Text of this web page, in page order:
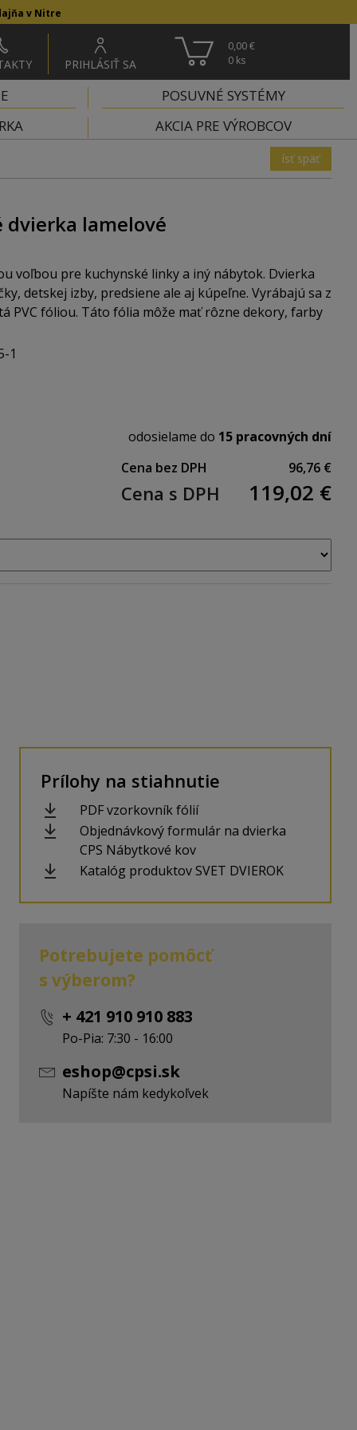
v Nitre
PRIHLÁSIŤ SA
0,00 €
0 ks
POSUVNÉ SYSTÉMY
AKCIA PRE VÝROBCOV
ísť späť
dvierka lamelové
voľbou pre kuchynské linky a iný nábytok. Dvierka
detskej izby, predsiene ale aj kúpeľne. Vyrábajú sa z
PVC fóliou. Táto fólia môže mať rôzne dekory, farby
1
odosielame do 15 pracovných dní
Cena bez DPH
96,76 €
Cena s DPH 119,02 €
Prílohy na stiahnutie
PDF vzorkovník fólií
Objednávkový formulár na dvierka
CPS Nábytkové kov
Katalóg produktov SVET DVIEROK
Potrebujete pomôcť
s výberom?
+ 421 910 910 883
Po-Pia: 7:30 - 16:00
eshop@cpsi.sk
Napíšte nám kedykoľvek